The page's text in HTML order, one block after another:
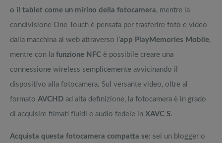
o il tablet come un mirino della fotocamera, mentre la
condivisione One Touch è pensata per trasferire foto e video
dalla macchina al web attraverso l’app PlayMemories Mobile,
mentre con la funzione NFC è possibile creare una
connessione wireless semplicemente avvicinando il
dispositivo alla fotocamera. Sul versante video, oltre al
formato AVCHD ad alta definizione, la fotocamera è in grado
di acquisire filmati fluidi e audio fedele in XAVC S.
Acquista questa fotocamera compatta se: sei un blogger o